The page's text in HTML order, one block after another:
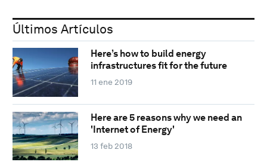
Últimos Artículos
Here’s how to build energy
infrastructures fit for the future
11 ene 2019
Here are 5 reasons why we need an
'Internet of Energy'
13 feb 2018